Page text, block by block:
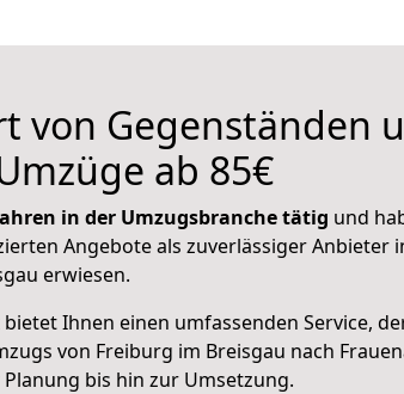
von Gegenständen
ab 85€
in der Umzugsbranche tätig und
Angebote als zuverlässiger Anbieter
erwiesen.
bietet Ihnen einen umfassenden Service,
von Freiburg im Breisgau nach
bis hin zur Umsetzung.